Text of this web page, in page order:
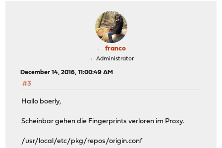
franco
Administrator
December 14, 2016, 11:00:49 AM
#3
Hallo boerly,
Scheinbar gehen die Fingerprints verloren im Proxy.
/usr/local/etc/pkg/repos/origin.conf